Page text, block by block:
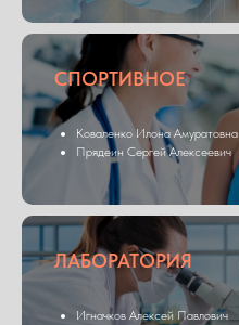
СПОРТИВНОЕ
Коваленко Илона Амуратовна
Прядеин Сергей Алексеевич
ЛАБОРАТОРИЯ
Игначков Алексей Павлович